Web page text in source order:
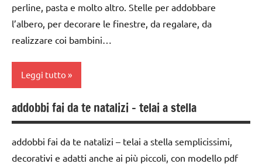
perline, pasta e molto altro. Stelle per addobbare
l’albero, per decorare le finestre, da regalare, da
realizzare coi bambini…
Leggi tutto
3a
settimana
di
avvento
addobbi fai da te natalizi – telai a stella
addobbi fai da te natalizi – telai a stella semplicissimi,
decorativi e adatti anche ai più piccoli, con modello pdf